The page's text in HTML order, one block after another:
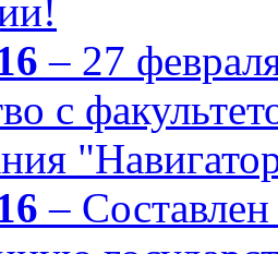
– 27
с
–